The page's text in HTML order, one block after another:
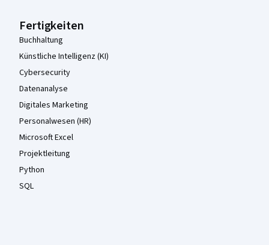
Fertigkeiten
Buchhaltung
Künstliche Intelligenz (KI)
Cybersecurity
Datenanalyse
Digitales Marketing
Personalwesen (HR)
Microsoft Excel
Projektleitung
Python
SQL